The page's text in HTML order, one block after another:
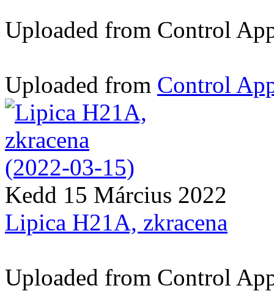
Uploaded from Control
Uploaded from Control
Kedd 15 Március 2022
Lipica H21A, zkracena
Uploaded from Control